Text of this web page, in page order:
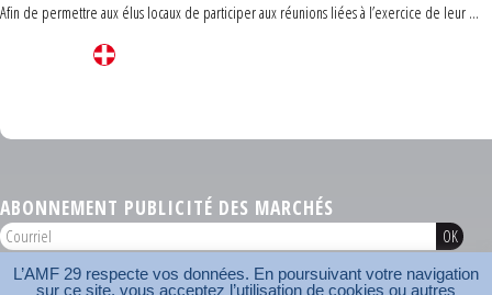
Afin de permettre aux élus locaux de participer aux réunions liées à l’exercice de leur ...
ABONNEMENT PUBLICITÉ DES MARCHÉS
AMF 29 © 2026
L’AMF 29 respecte vos données. En poursuivant votre navigation
sur ce site, vous acceptez l’utilisation de cookies ou autres